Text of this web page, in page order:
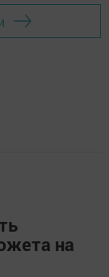
на